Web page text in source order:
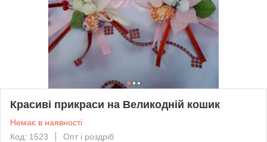
Красиві прикраси на Великодній кошик
Немає в наявності
Код: 1523
Опт і роздріб